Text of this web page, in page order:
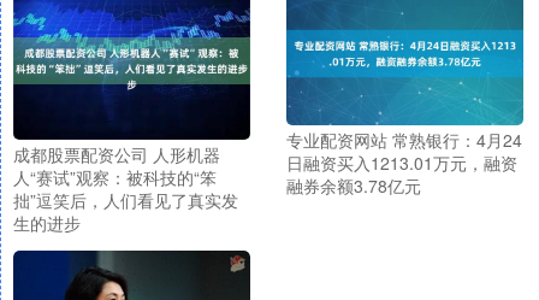
成都股票配资公司 人形机器
人“赛试”观察：被科技的“笨
拙”逗笑后，人们看见了真实发
生的进步
专业配资网站 常熟银行：4月24
日融资买入1213.01万元，融资
融券余额3.78亿元